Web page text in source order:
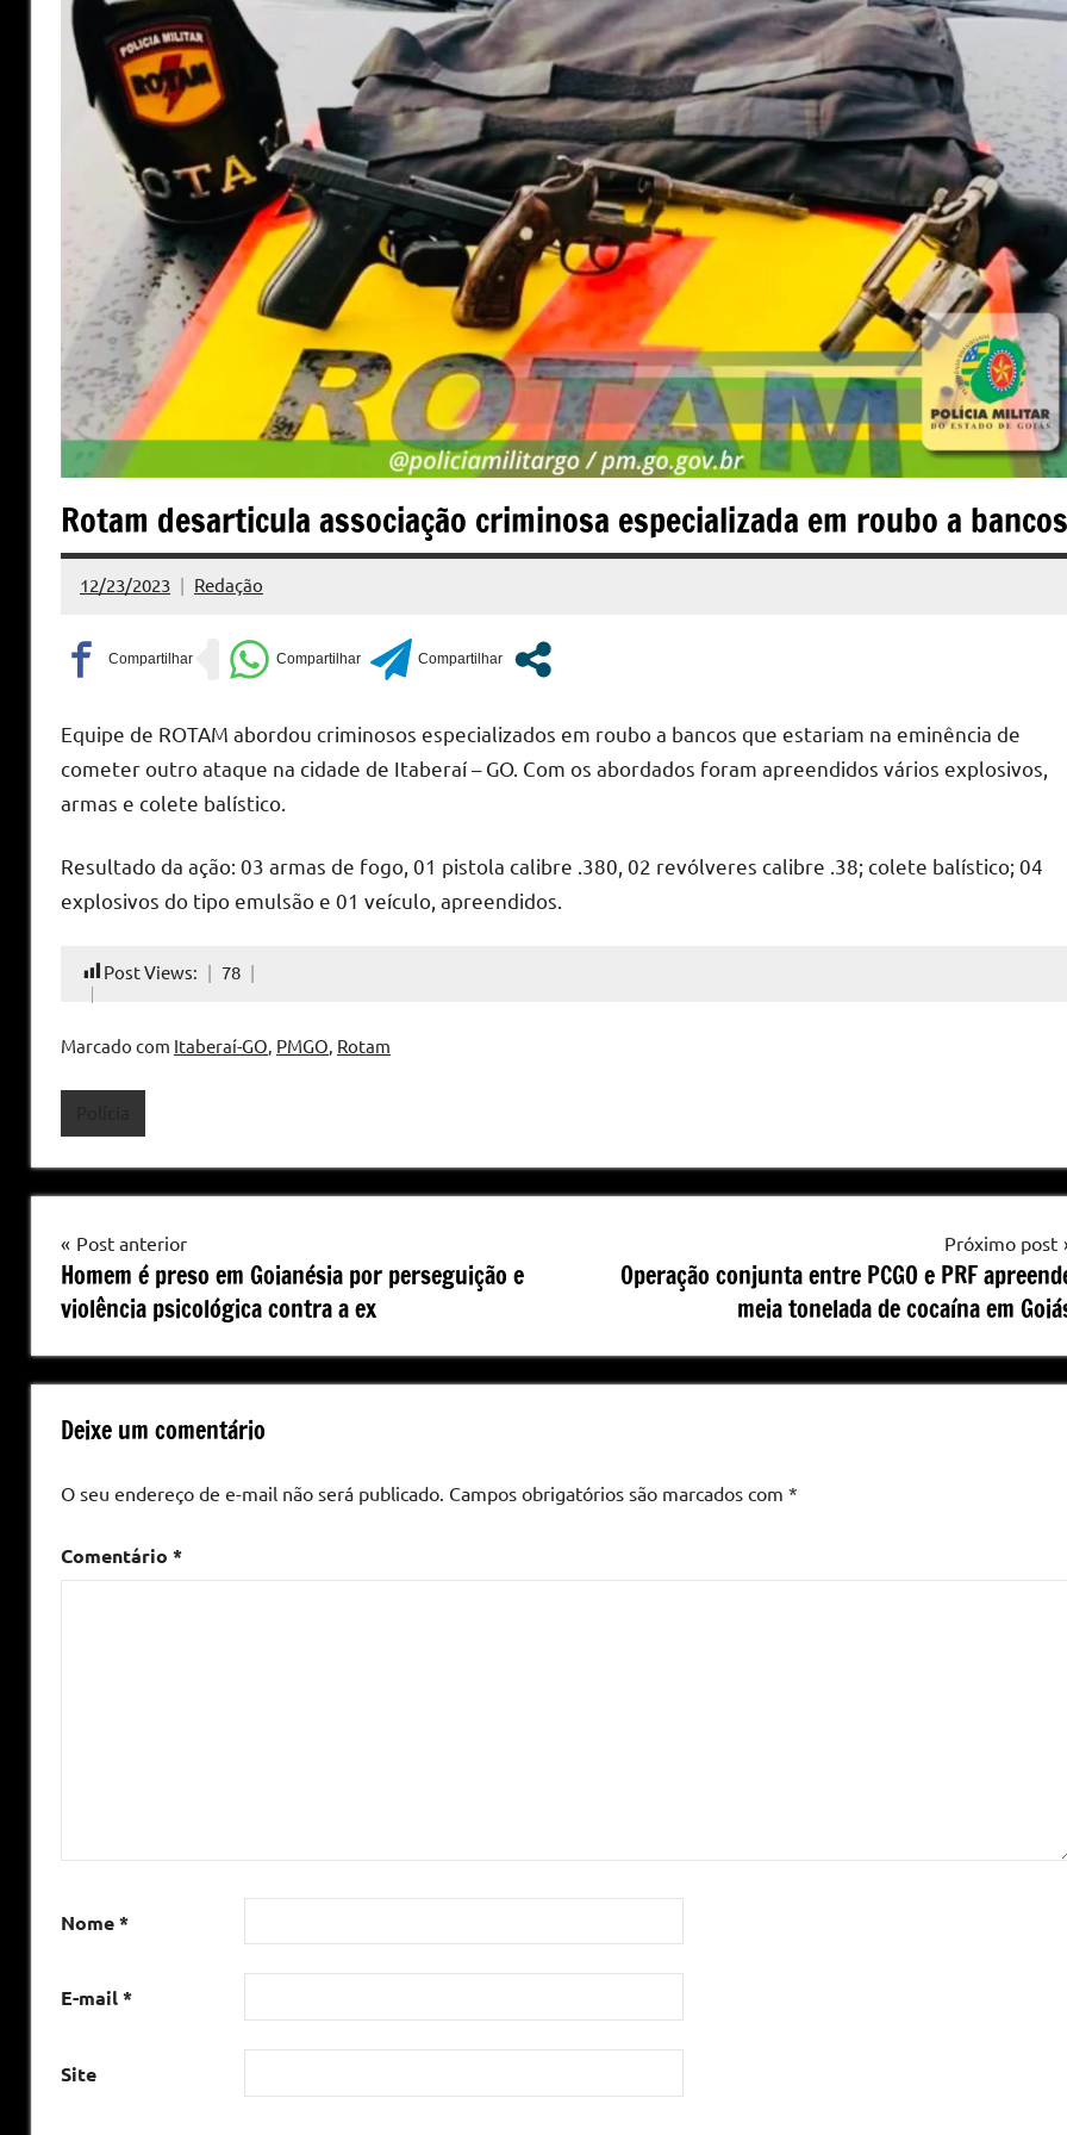
Rotam desarticula associação criminosa especializada em roubo a bancos
12/23/2023 Redação
Nenhum
Equipe de ROTAM abordou criminosos especializados em roubo a bancos que estariam na eminência de
cometer outro ataque na cidade de Itaberaí – GO. Com os abordados foram apreendidos vários explosivos,
armas e colete balístico.
Resultado da ação: 03 armas de fogo, 01 pistola calibre .380, ⁠02 revólveres calibre .38; colete balístico; 04
explosivos do tipo emulsão e 01 veículo, apreendidos.
Post Views: 78
Marcado com Itaberaí-GO, PMGO, Rotam
Navegação
de
Post
Post anterior
Homem é preso em Goianésia por perseguição e
violência psicológica contra a ex
Próximo post
Operação conjunta entre PCGO e PRF
meia tonelada de cocaína em
Deixe um comentário
O seu endereço de e-mail não será publicado. Campos obrigatórios são marcados com *
Comentário *
Nome*
E-mail*
Site